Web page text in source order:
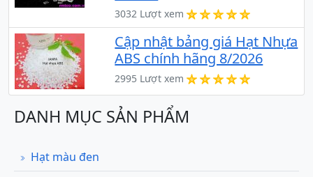
3032 Lượt xem
Cập nhật bảng giá Hạt Nhựa
ABS chính hãng 8/2026
2995 Lượt xem
DANH MỤC SẢN PHẨM
Hạt màu đen